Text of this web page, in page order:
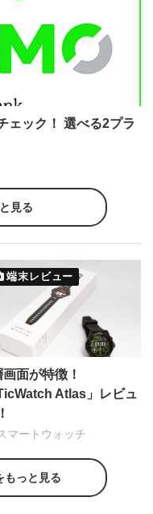
ェック！ 選べる2プラ
見る
端末レビュー
面が特徴！
Atlas」レビュ
マートウォッチ
もっと見る